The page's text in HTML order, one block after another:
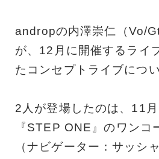
andropの内澤崇仁（Vo/
が、12月に開催するライ
たコンセプトライブにつ
2人が登場したのは、11
『STEP ONE』のワンコ
（ナビゲーター：サッシ